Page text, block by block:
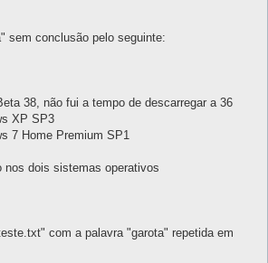
sem conclusão pelo seguinte:
38, não fui a tempo de descarregar a 36
XP SP3
7 Home Premium SP1
nos dois sistemas operativos
com a palavra "garota" repetida em